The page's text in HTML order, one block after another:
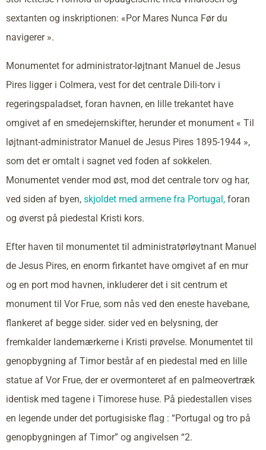
sextanten og inskriptionen: «Por Mares Nunca Før du
navigerer ».
Monumentet for administrator-løjtnant Manuel de Jesus
Pires ligger i Colmera, vest for det centrale Dili-torv i
regeringspaladset, foran havnen, en lille trekantet have
omgivet af en smedejernskifter, herunder et monument « Til
løjtnant-administrator Manuel de Jesus Pires 1895-1944 »,
som det er omtalt i sagnet ved foden af sokkelen.
Monumentet vender mod øst, mod det centrale torv og har,
ved siden af byen, skjoldet med armene fra Portugal, foran
og øverst på piedestal Kristi kors.
Efter haven til monumentet til administratørløytnant Manuel
de Jesus Pires, en enorm firkantet have omgivet af en mur
og en port mod havnen, inkluderer det i sit centrum et
monument til Vor Frue, som nås ved den eneste havebane,
flankeret af begge sider. sider ved en belysning, der
fremkalder landemærkerne i Kristi prøvelse. Monumentet til
genopbygning af Timor består af en piedestal med en lille
statue af Vor Frue, der er overmonteret af en palmeovertræk
identisk med tagene i Timorese huse. På piedestallen vises
en legende under det portugisiske flag : “Portugal og tro på
genopbygningen af Timor” og angivelsen “2.